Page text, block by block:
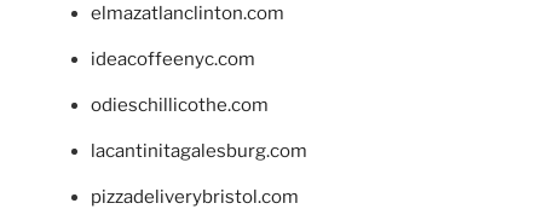
elmazatlanclinton.com
ideacoffeenyc.com
odieschillicothe.com
lacantinitagalesburg.com
pizzadeliverybristol.com